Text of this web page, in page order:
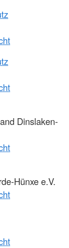
Dinslaken-
Hünxe e.V.